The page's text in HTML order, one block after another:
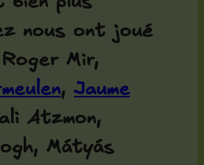
nous ont joué
Mir,
, Jaume
Atzmon,
Mátyás